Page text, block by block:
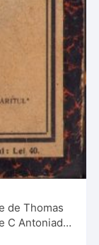
de Thomas
C Antoniade,
București